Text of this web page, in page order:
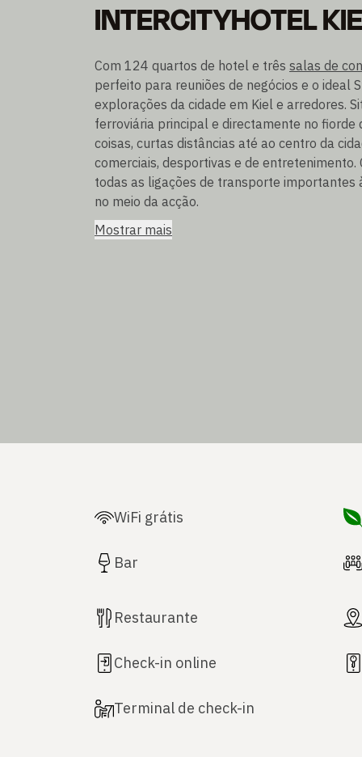
INTERCITYHOTEL
Com 124 quartos de hotel e três salas de
perfeito para reuniões de negócios e o ideal
explorações da cidade em Kiel e arredores.
ferroviária principal e directamente no fiorde
coisas, curtas distâncias até ao centro da
comerciais, desportivas e de
todas as ligações de transporte
no meio da acção.
Mostrar mais
WiFi grátis
Bar
Restaurante
Check-in online
Terminal de check-in